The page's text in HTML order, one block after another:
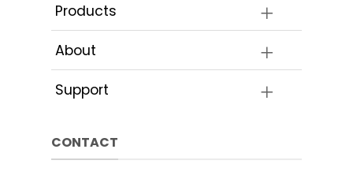
Products
About
Support
CONTACT